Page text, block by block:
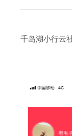
千岛湖小行云